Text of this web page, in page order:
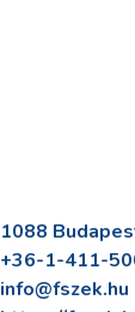
1088
+36-1-411-
info@fszek.hu